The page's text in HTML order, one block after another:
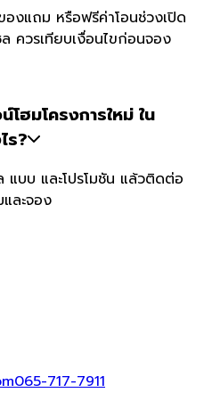
งแถม หรือฟรีค่าโอนช่วงเปิด
ควรเทียบเงื่อนไขก่อนจอง
ฮมโครงการใหม่ ใน
ร?
แบบ และโปรโมชัน แล้วติดต่อ
ละจอง
065-717-7911